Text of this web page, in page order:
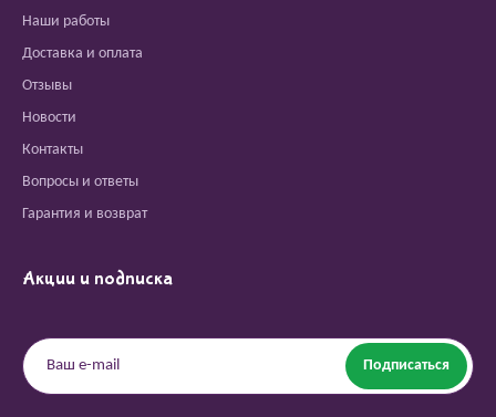
Наши работы
Доставка и оплата
Отзывы
Новости
Контакты
Вопросы и ответы
Гарантия и возврат
Акции и подписка
Подписаться